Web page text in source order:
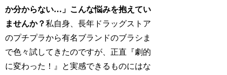
か分からない…」こんな悩みを抱えてい
ませんか？私自身、長年ドラッグストア
のプチプラから有名ブランドのブラシま
で色々試してきたのですが、正直『劇的
に変わった！』と実感できるものにはな